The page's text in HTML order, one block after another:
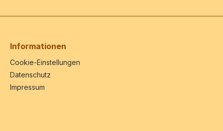
Informationen
Cookie-Einstellungen
Datenschutz
Impressum